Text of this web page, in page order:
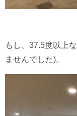
もし、37.5度以上
ませんでした)。